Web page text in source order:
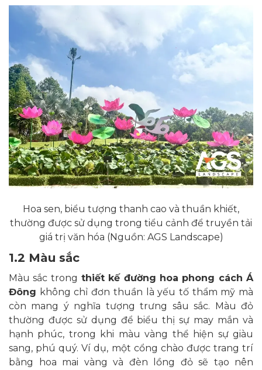
Hoa sen, biểu tượng thanh cao và thuần khiết,
thường được sử dụng trong tiểu cảnh để truyền tải
giá trị văn hóa (Nguồn: AGS Landscape)
1.2 Màu sắc
Màu sắc trong thiết kế đường hoa phong cách Á
Đông không chỉ đơn thuần là yếu tố thẩm mỹ mà
còn mang ý nghĩa tượng trưng sâu sắc. Màu đỏ
thường được sử dụng để biểu thị sự may mắn và
hạnh phúc, trong khi màu vàng thể hiện sự giàu
sang, phú quý. Ví dụ, một cổng chào được trang trí
bằng hoa mai vàng và đèn lồng đỏ sẽ tạo nên